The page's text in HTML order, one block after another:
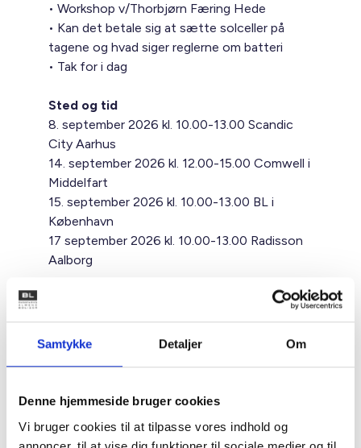
Samtykke Detaljer Om
Denne hjemmeside bruger cookies
Vi bruger cookies til at tilpasse vores indhold og
• Workshop v/Thorbjørn Færing Hede
• Kan det betale sig at sætte solceller på
tagene og hvad siger reglerne om batteri
• Tak for i dag
Sted og tid
8. september 2026 kl. 10.00-13.00 Scandic
City Aarhus
14. september 2026 kl. 12.00-15.00 Comwell i
Middelfart
15. september 2026 kl. 10.00-13.00 BL i
København
17 september 2026 kl. 10.00-13.00 Radisson
Aalborg
Prisen er 750 kr. Hvis du er forhindret i at
deltage, skal afbud sendes hurtigst muligt til
mpr@bl.dk
. Der vil blive opkrævet No Show
Fristen for tilmelding- og afmelding er